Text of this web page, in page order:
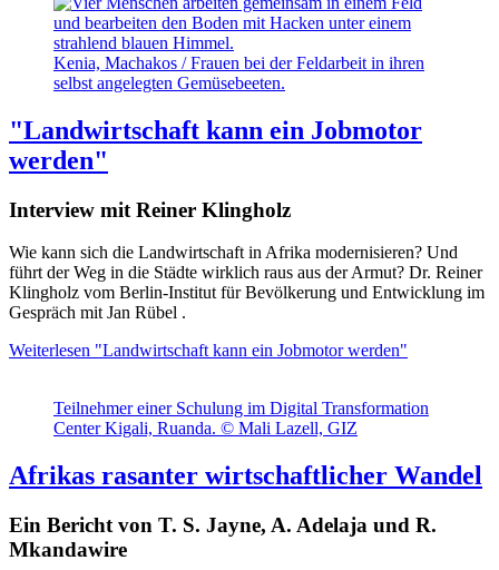
Kenia, Machakos / Frauen bei der Feldarbeit in ihren
selbst angelegten Gemüsebeeten.
"Landwirtschaft kann ein Jobmotor
werden"
Interview mit Reiner Klingholz
Wie kann sich die Landwirtschaft in Afrika modernisieren? Und
führt der Weg in die Städte wirklich raus aus der Armut? Dr. Reiner
Klingholz vom Berlin-Institut für Bevölkerung und Entwicklung im
Gespräch mit Jan Rübel .
Weiterlesen "Landwirtschaft kann ein Jobmotor werden"
Teilnehmer einer Schulung im Digital Transformation
Center Kigali, Ruanda. © Mali Lazell, GIZ
Afrikas rasanter wirtschaftlicher Wandel
Ein Bericht von T. S. Jayne, A. Adelaja und R.
Mkandawire